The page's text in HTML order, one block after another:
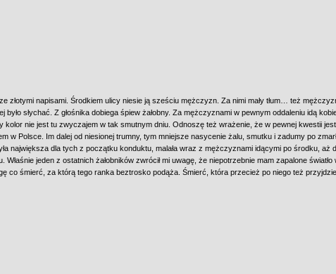
złotymi napisami. Środkiem ulicy niesie ją sześciu mężczyzn. Za nimi mały tłum… też
było słychać. Z głośnika dobiega śpiew żałobny. Za mężczyznami w pewnym oddaleniu idą
kolor nie jest tu zwyczajem w tak smutnym dniu. Odnoszę też wrażenie, że w pewnej kwestii jest
w Polsce. Im dalej od niesionej trumny, tym mniejsze nasycenie żalu, smutku i zadumy po
największa dla tych z początku konduktu, malała wraz z mężczyznami idącymi po środku, aż
jeden z ostatnich żałobników zwrócił mi uwagę, że niepotrzebnie mam zapalone światło
co śmierć, za którą tego ranka beztrosko podąża. Śmierć, która przecież po niego też przyjdzie.